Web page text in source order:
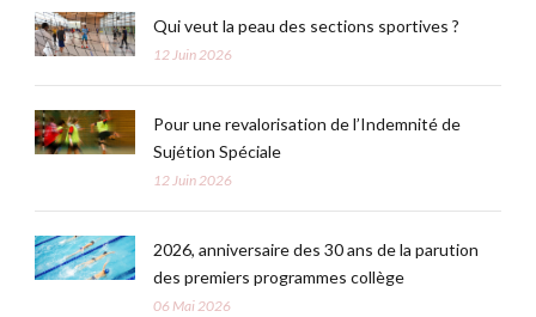
Qui veut la peau des sections sportives ?
12 Juin 2026
Pour une revalorisation de l’Indemnité de
Sujétion Spéciale
12 Juin 2026
2026, anniversaire des 30 ans de la parution
des premiers programmes collège
06 Mai 2026